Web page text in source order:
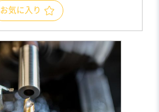
お気に入り